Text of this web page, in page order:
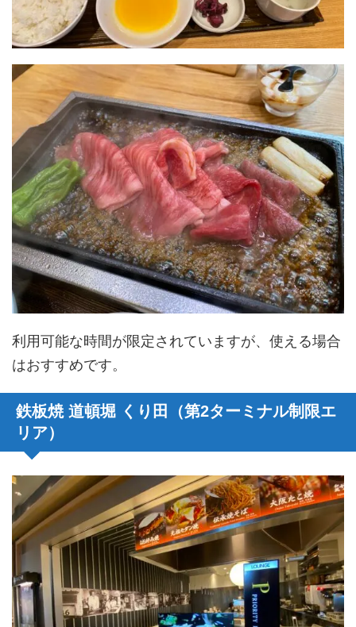
利用可能な時間が限定されていますが、使える場合
はおすすめです。
鉄板焼 道頓堀 くり田（第2ターミナル制限エ
リア）